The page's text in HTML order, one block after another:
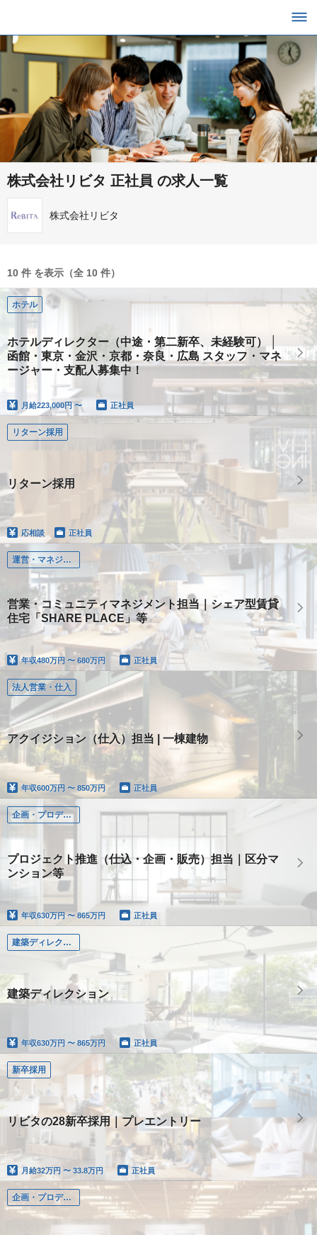
株式会社リビタ 正社員 の求人一覧
株式会社リビタ
10 件 を表示（全 10 件）
ホテル
ホテルディレクター（中途・第二新卒、未経験可） │
函館・東京・金沢・京都・奈良・広島 スタッフ・マネ
ージャー・支配人募集中！
月給223,000円 〜 正社員
リターン採用
リターン採用
応相談 正社員
運営・マネジメント
営業・コミュニティマネジメント担当｜シェア型賃貸
住宅「SHARE PLACE」等
年収480万円 〜 680万円 正社員
法人営業・仕入
アクイジション（仕入）担当 | 一棟建物
年収600万円 〜 850万円 正社員
企画・プロデュース
プロジェクト推進（仕込・企画・販売）担当｜区分マ
ンション等
年収630万円 〜 865万円 正社員
建築ディレクション
建築ディレクション
年収630万円 〜 865万円 正社員
新卒採用
リビタの28新卒採用｜プレエントリー
月給32万円 〜 33.8万円 正社員
企画・プロデュース